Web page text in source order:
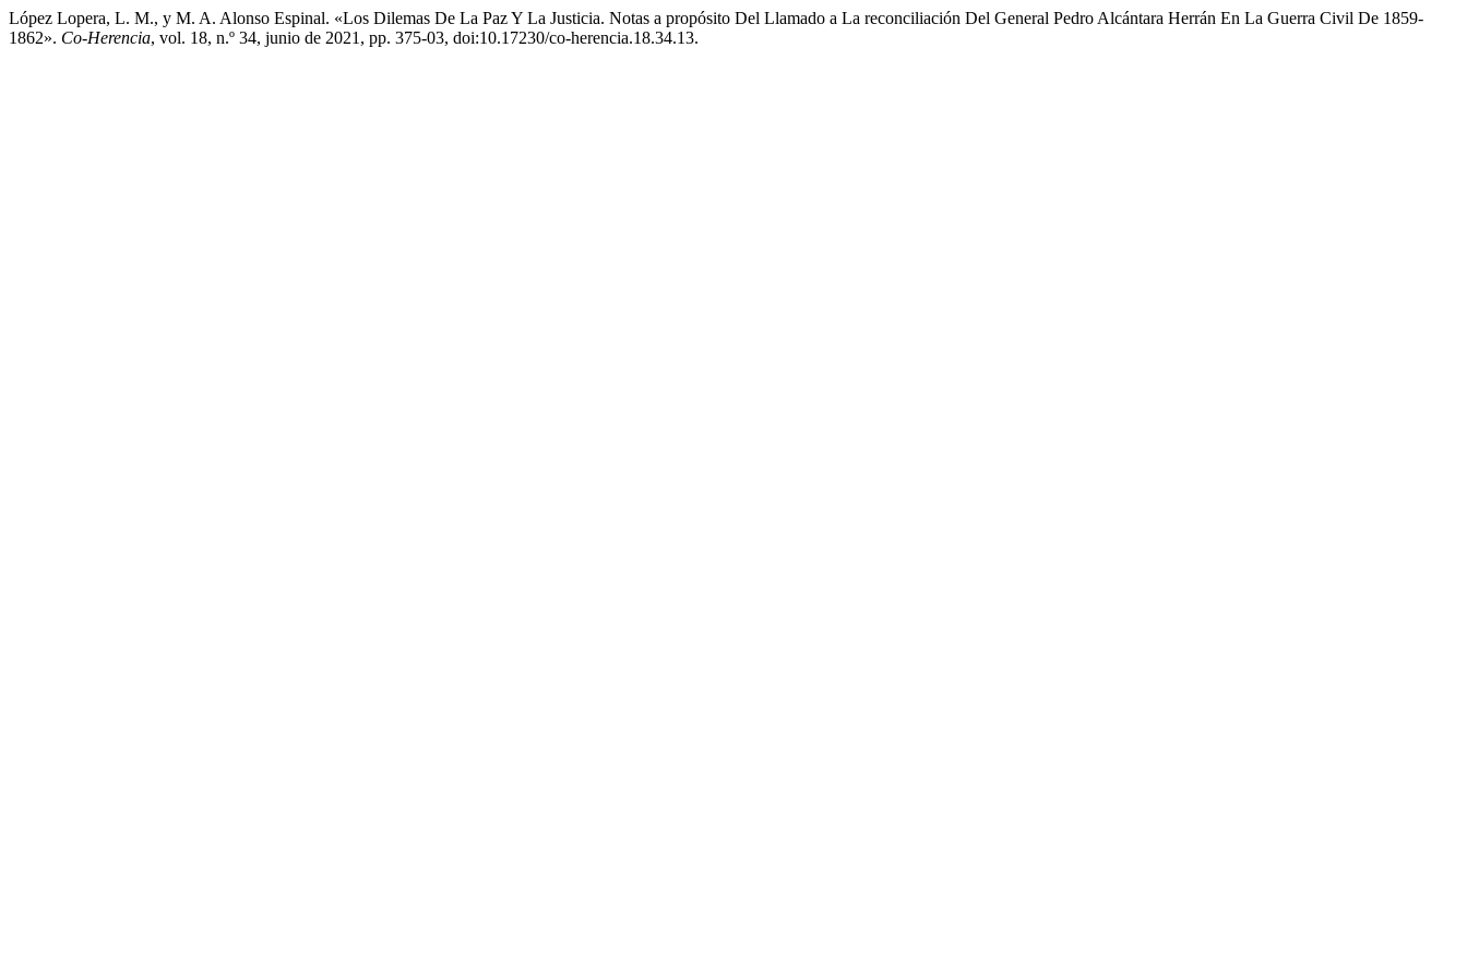
López Lopera, L. M., y M. A. Alonso Espinal. «Los Dilemas De La Paz Y La Justicia. Notas a propósito Del Llamado a La reconciliación Del General Pedro Alcántara Herrán En La Guerra Civil De 1859-
1862». Co-Herencia, vol. 18, n.º 34, junio de 2021, pp. 375-03, doi:10.17230/co-herencia.18.34.13.